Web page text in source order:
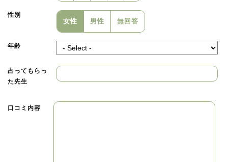
今だけでも始めだけでもない、末永く続く「真の幸福」を導
いてくれます！
緋星先生に背中を押してもらえれば、
きっとどんな未来にも到達できるでしょう！
ご相談はお早めに！！
性別
女性 男性 無回答
年齢
占ってもらっ
た先生
口コミ内容